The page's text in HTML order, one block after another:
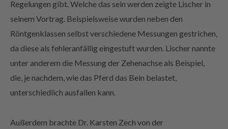
Regelungen gibt. Welche das sein werden zeigte Lischer in
seinem Vortrag. Beispielsweise wurden neben den
Röntgenklassen selbst verschiedene Messungen gestrichen,
da diese als fehleranfällig eingestuft wurden. Lischer nannte
unter anderem die Messung der Zehenachse als Beispiel,
die, je nachdem, wie das Pferd das Bein belastet,
unterschiedlich ausfallen kann.
Außerdem brachte Dr. Karsten Zech von der